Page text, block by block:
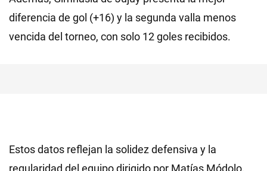
diferencia de gol (+16) y la segunda valla menos
vencida del torneo, con solo 12 goles recibidos.
Estos datos reflejan la solidez defensiva y la
regularidad del equipo dirigido por Matías Módolo,